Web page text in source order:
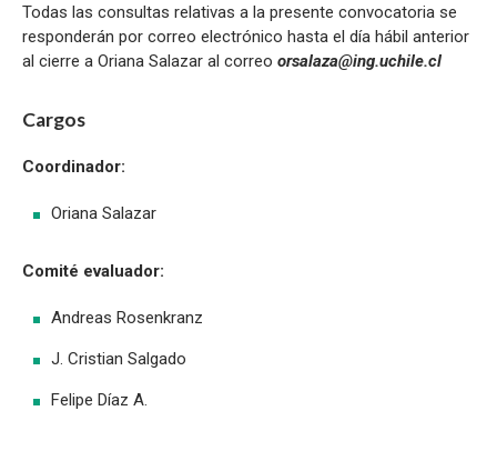
Todas las consultas relativas a la presente convocatoria se
responderán por correo electrónico hasta el día hábil anterior
al cierre a Oriana Salazar al correo orsalaza@ing.uchile.cl
Cargos
Coordinador:
Oriana Salazar
Comité evaluador:
Andreas Rosenkranz
J. Cristian Salgado
Felipe Díaz A.